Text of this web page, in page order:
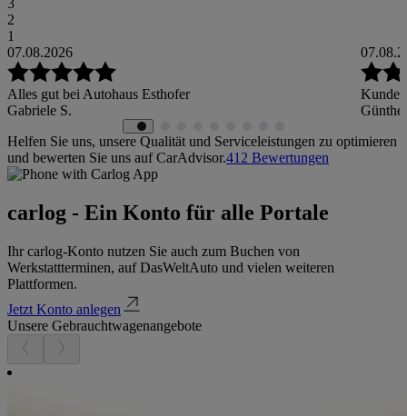
3
2
1
07.08.2026
Alles gut bei Autohaus Esthofer
Gabriele S.
Helfen Sie uns, unsere Qualität und Serviceleistungen zu optimieren
und bewerten Sie uns auf CarAdvisor.412 Bewertungen
carlog - Ein Konto für alle Portale
Ihr carlog-Konto nutzen Sie auch zum Buchen von
Werkstattterminen, auf DasWeltAuto und vielen weiteren
Plattformen.
Jetzt Konto anlegen
Unsere Gebrauchtwagenangebote